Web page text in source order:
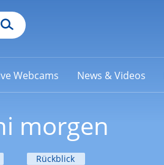
Webcams News & Videos
morgen
Rückblick